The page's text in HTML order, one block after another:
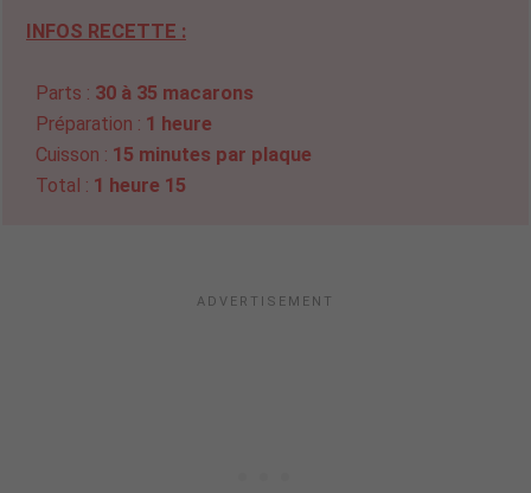
INFOS RECETTE :
Parts : 30 à 35 macarons
Préparation : 1 heure
Cuisson : 15 minutes par plaque
Total : 1 heure 15